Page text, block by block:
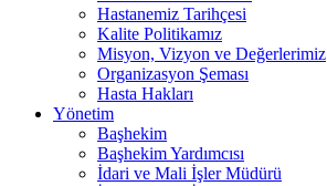
Hastanemiz Tarihçesi
Kalite Politikamız
Misyon, Vizyon ve Değerlerimiz
Organizasyon Şeması
Hasta Hakları
Yönetim
Başhekim
Başhekim Yardımcısı
İdari ve Mali İşler Müdürü